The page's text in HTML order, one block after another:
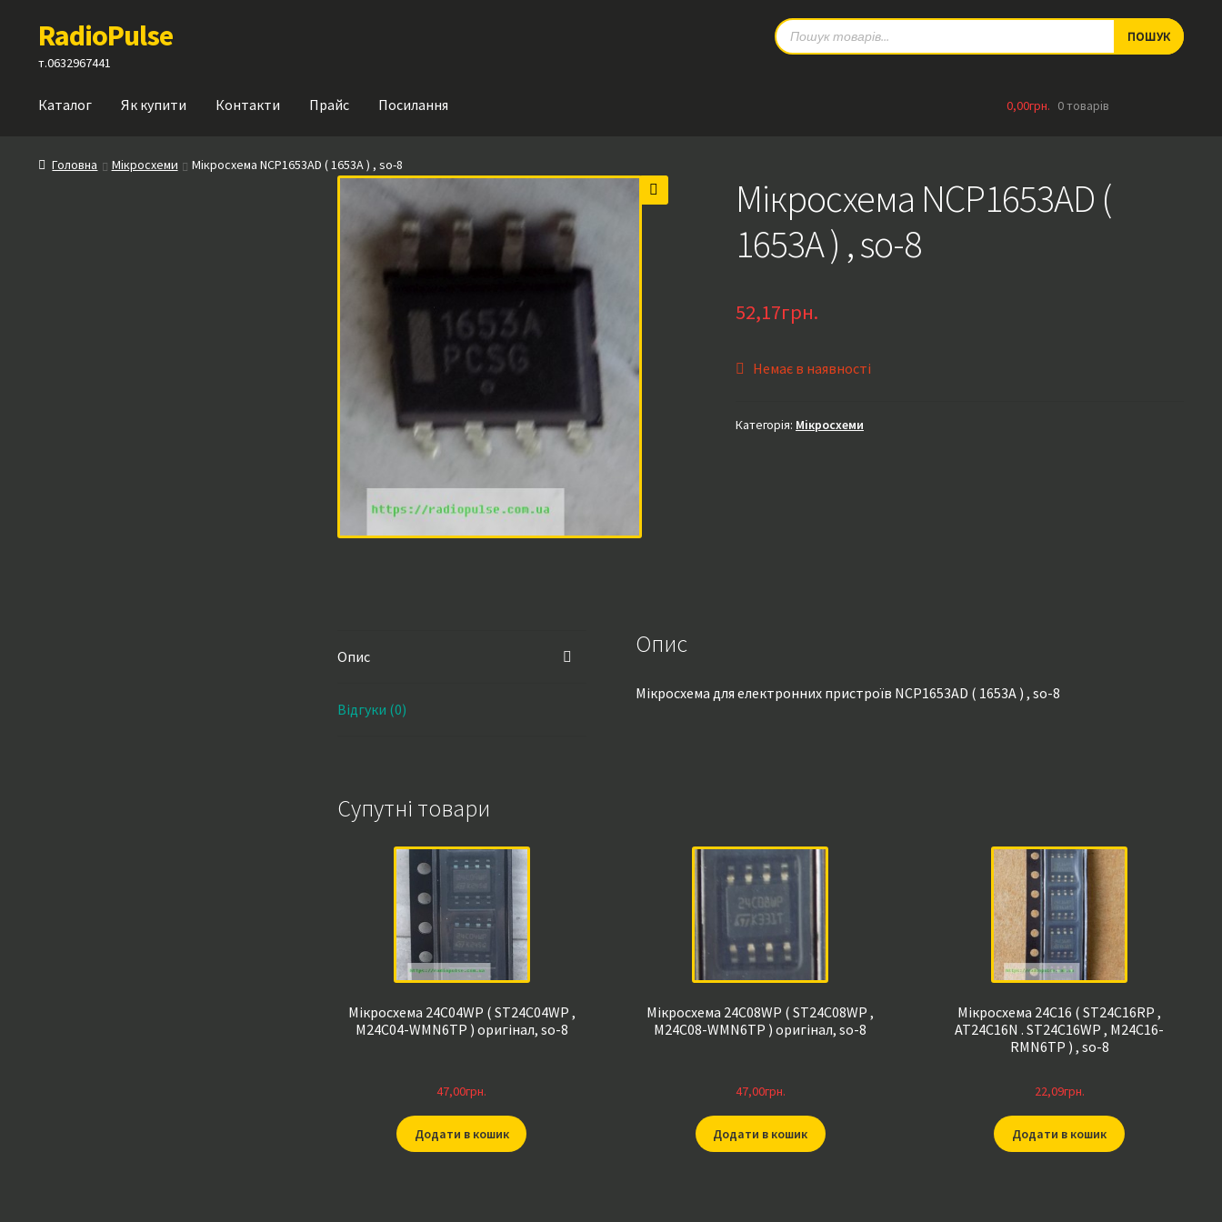
до
навігації
до
вмісту
RadioPulse
т.0632967441
Products
search
ПОШУК
Каталог Як купити Контакти Прайс Посилання 0,00грн. 0 товарів
Головна Мікросхеми Мікросхема NCP1653AD ( 1653A ) , so-8
Мікросхема NCP1653AD (
1653A ) , so-8
52,17грн.
Немає в наявності
Категорія: Мікросхеми
Опис
Відгуки (0)
Опис
Мікросхема для електронних пристроїв NCP1653AD ( 1653A ) , so-8
Супутні товари
Мікросхема 24C04WP ( ST24C04WP ,
M24C04-WMN6TP ) оригінал, so-8
47,00грн.
Додати в кошик
Мікросхема 24C08WP ( ST24C08WP ,
M24C08-WMN6TP ) оригінал, so-8
47,00грн.
Додати в кошик
Мікросхема 24C16 ( ST24C16RP ,
AT24C16N . ST24C16WP , M24C16-
RMN6TP ) , so-8
22,09грн.
Додати в кошик